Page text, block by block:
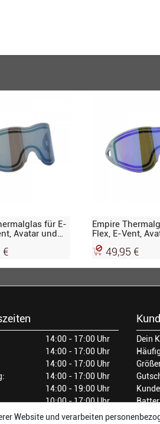
für E-
Avatar und
mirror, blau
€
Empire
Flex, E-Vent,
Helix, purple
verspiegelt
49,95 €
14:00 - 17:00 Uhr
14:00 - 17:00 Uhr
14:00 - 17:00 Uhr
14:00 - 17:00 Uhr
14:00 - 19:00 Uhr
10:00 - 17:00 Uhr
Dein
Website und verarbeiten